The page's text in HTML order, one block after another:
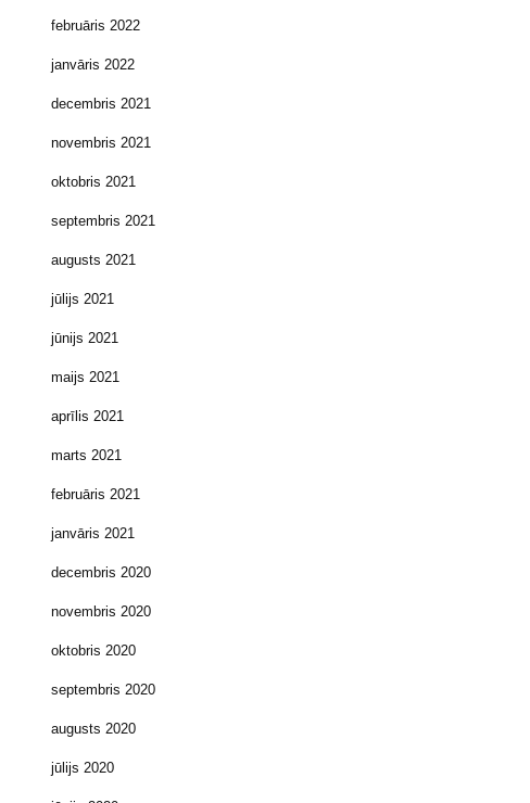
februāris 2022
janvāris 2022
decembris 2021
novembris 2021
oktobris 2021
septembris 2021
augusts 2021
jūlijs 2021
jūnijs 2021
maijs 2021
aprīlis 2021
marts 2021
februāris 2021
janvāris 2021
decembris 2020
novembris 2020
oktobris 2020
septembris 2020
augusts 2020
jūlijs 2020